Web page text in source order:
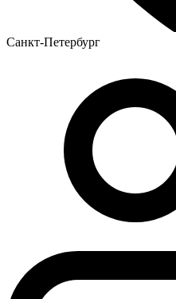
Санкт-Петербург